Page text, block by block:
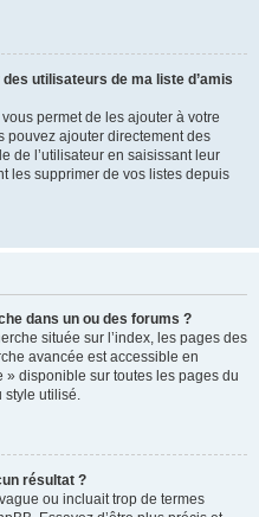
utilisateurs de ma liste d’amis
permet de les ajouter à votre
pouvez ajouter directement des
de l’utilisateur en saisissant leur
les supprimer de vos listes depuis
dans un ou des forums ?
située sur l’index, les pages des
avancée est accessible en
disponible sur toutes les pages du
style utilisé.
résultat ?
ou incluait trop de termes